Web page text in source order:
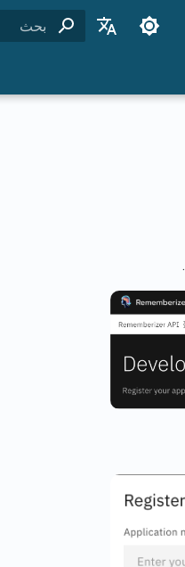
Français
简体中文
繁體中文
Italiano
Español
.